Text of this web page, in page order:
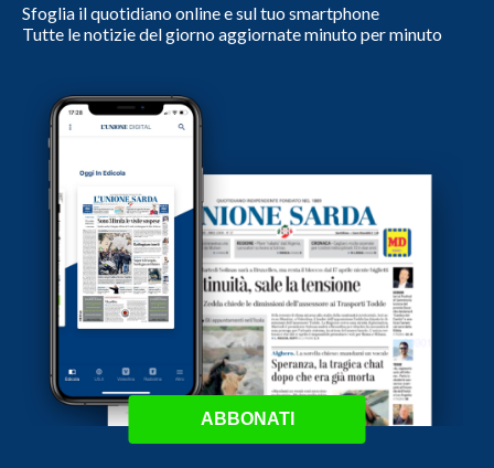
Sfoglia il quotidiano online e sul tuo smartphone
Tutte le notizie del giorno aggiornate minuto per minuto
ABBONATI